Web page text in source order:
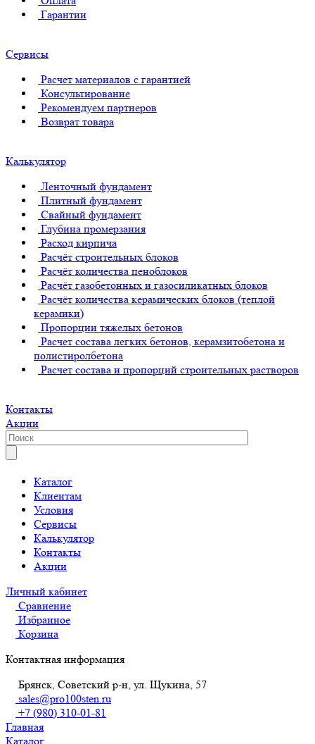
Гарантии
Сервисы
Расчет материалов с гарантией
Консультирование
Рекомендуем партнеров
Возврат товара
Калькулятор
Ленточный фундамент
Плитный фундамент
Свайный фундамент
Глубина промерзания
Расход кирпича
Расчёт строительных блоков
Расчёт количества пеноблоков
Расчёт газобетонных и газосиликатных блоков
Расчёт количества керамических блоков (теплой
керамики)
Пропорции тяжелых бетонов
Расчет состава легких бетонов, керамзитобетона и
полистиролбетона
Расчет состава и пропорций строительных растворов
Контакты
Акции
Каталог
Клиентам
Условия
Сервисы
Калькулятор
Контакты
Акции
Личный кабинет
Сравнение
Избранное
Корзина
Контактная информация
Брянск, Советский р-н, ул. Щукина, 57
sales@pro100sten.ru
+7 (980) 310-01-81
Главная
Каталог